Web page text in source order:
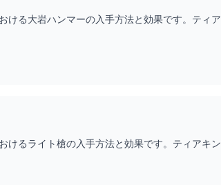
ける大岩ハンマーの入手方法と効果です。ティ
けるライト槍の入手方法と効果です。ティアキ